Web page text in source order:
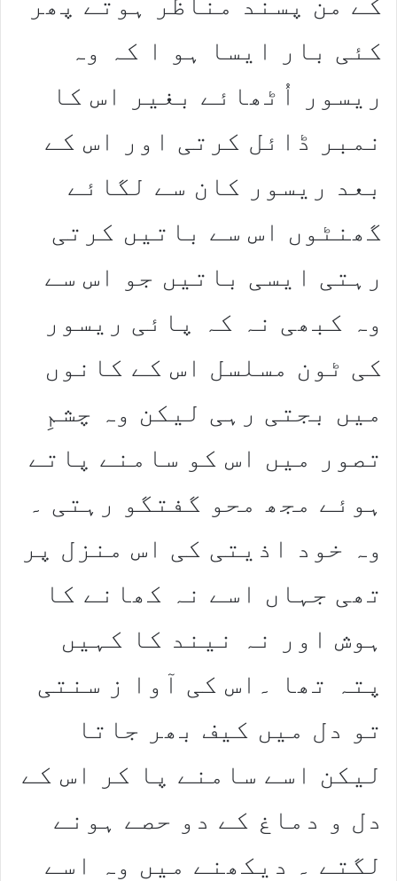
کئی بار ایسا ہو ا کہ وہ
ریسور اُٹھائے بغیر اس کا
نمبر ڈائل کرتی اور اس کے
بعد ریسور کان سے لگائے
گھنٹوں اس سے باتیں کرتی
رہتی ایسی باتیں جو اس سے
وہ کبھی نہ کہ پائی ریسور
کی ٹون مسلسل اس کے کانوں
میں بجتی رہی لیکن وہ چشمِ
تصور میں اس کو سامنے پاتے
ہوئے مجھ محو گفتگو رہتی ۔
وہ خود اذیتی کی اس منزل پر
تھی جہاں اسے نہ کھانے کا
ہوش اور نہ نیند کا کہیں
پتہ تھا ۔اس کی آوا ز سنتی
تو دل میں کیف بھر جاتا
لیکن اسے سامنے پا کر اس کے
دل و دماغ کے دو حصے ہونے
لگتے ۔ دیکھنے میں وہ اسے